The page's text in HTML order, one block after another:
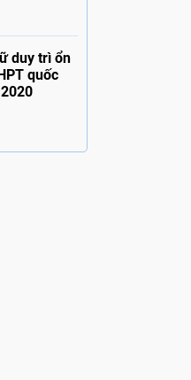
duy trì ổn
quốc